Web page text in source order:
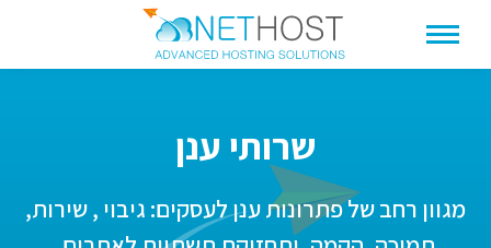
שרותי ענן
מגוון רחב של פתרונות ענן לעסקים: גיבוי , שירות,